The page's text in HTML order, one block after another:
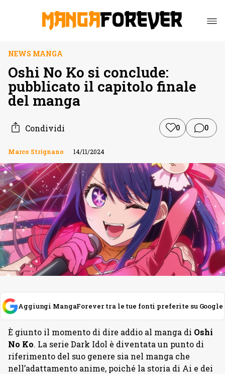
NEWS MANGA
Oshi No Ko si conclude:
pubblicato il capitolo finale
del manga
Condividi 0 0
Marco Strignano 14/11/2024
Aggiungi MangaForever tra le tue fonti preferite su Google
È giunto il momento di dire addio al manga di Oshi
No Ko. La serie Dark Idol è diventata un punto di
riferimento del suo genere sia nel manga che
nell’adattamento anime, poiché la storia di Ai e dei